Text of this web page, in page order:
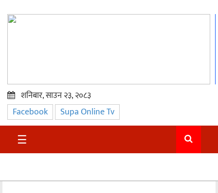
प्रमुख
समाचार
सुदुर
शनिबार, साउन २३, २०८३
Facebook Supa Online Tv
☰